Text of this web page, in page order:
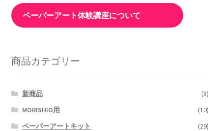
ペーパーアート体験講座について
商品カテゴリー
新商品
(8)
MORISHIO用
(10)
ペーパーアートキット
(29)